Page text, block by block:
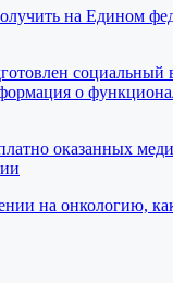
на Едином
о
оказанных
на онкологию,